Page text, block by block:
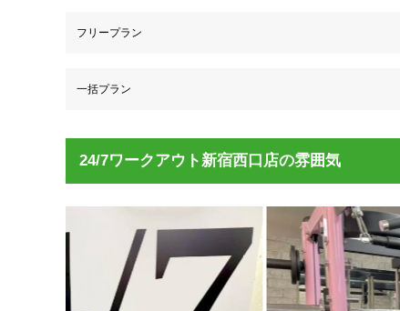
フリープラン
一括プラン
24/7ワークアウト新宿西口店の雰囲気